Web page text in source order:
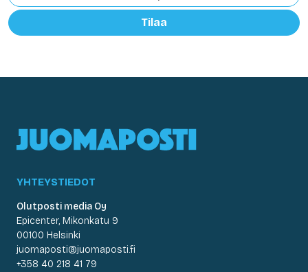
Tilaa
YHTEYSTIEDOT
Olutposti media Oy
Epicenter, Mikonkatu 9
00100 Helsinki
juomaposti@juomaposti.fi
+358 40 218 41 79